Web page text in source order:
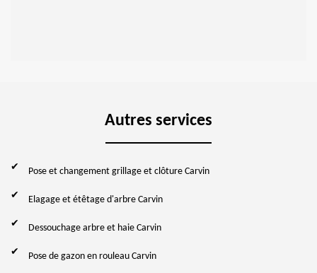
Autres services
Pose et changement grillage et clôture Carvin
Elagage et étêtage d'arbre Carvin
Dessouchage arbre et haie Carvin
Pose de gazon en rouleau Carvin